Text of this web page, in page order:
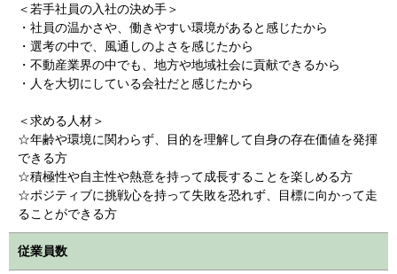
＜若手社員の入社の決め手＞
・社員の温かさや、働きやすい環境があると感じたから
・選考の中で、風通しのよさを感じたから
・不動産業界の中でも、地方や地域社会に貢献できるから
・人を大切にしている会社だと感じたから
＜求める人材＞
☆年齢や環境に関わらず、目的を理解して自身の存在価値を発揮
できる方
☆積極性や自主性や熱意を持って成長することを楽しめる方
☆ポジティブに挑戦心を持って失敗を恐れず、目標に向かって走
ることができる方
従業員数